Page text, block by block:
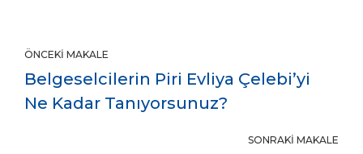
ÖNCEKI MAKALE
Belgeselcilerin Piri Evliya Çelebi’yi
Ne Kadar Tanıyorsunuz?
SONRAKI MAKALE